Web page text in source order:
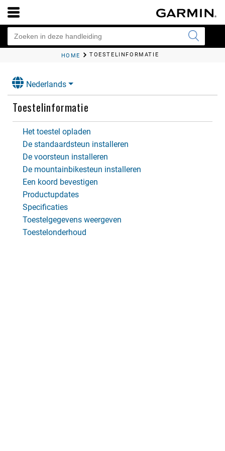
HOME TOESTELINFORMATIE
Nederlands
Toestelinformatie
Het toestel opladen
De standaardsteun installeren
De voorsteun installeren
De mountainbikesteun installeren
Een koord bevestigen
Productupdates
Specificaties
Toestelgegevens weergeven
Toestelonderhoud